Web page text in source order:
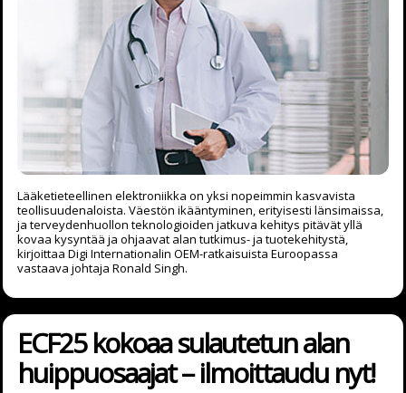
Lääketieteellinen elektroniikka on yksi nopeimmin kasvavista
teollisuudenaloista. Väestön ikääntyminen, erityisesti länsimaissa,
ja terveydenhuollon teknologioiden jatkuva kehitys pitävät yllä
kovaa kysyntää ja ohjaavat alan tutkimus- ja tuotekehitystä,
kirjoittaa Digi Internationalin OEM-ratkaisuista Euroopassa
vastaava johtaja Ronald Singh.
ECF25 kokoaa sulautetun alan
huippuosaajat – ilmoittaudu nyt!